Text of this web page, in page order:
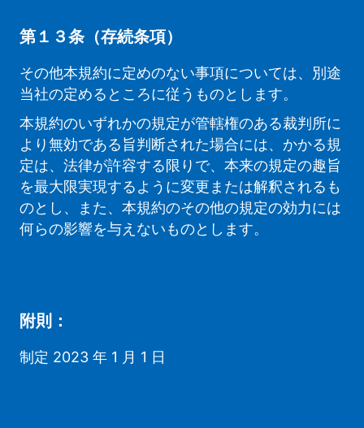
第１３条（存続条項）
その他本規約に定めのない事項については、別途
当社の定めるところに従うものとします。
本規約のいずれかの規定が管轄権のある裁判所に
より無効である旨判断された場合には、かかる規
定は、法律が許容する限りで、本来の規定の趣旨
を最大限実現するように変更または解釈されるも
のとし、また、本規約のその他の規定の効力には
何らの影響を与えないものとします。
附則：
制定 2023 年 1 月 1 日